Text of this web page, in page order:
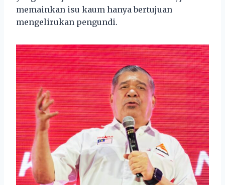
memainkan isu kaum hanya bertujuan
mengelirukan pengundi.